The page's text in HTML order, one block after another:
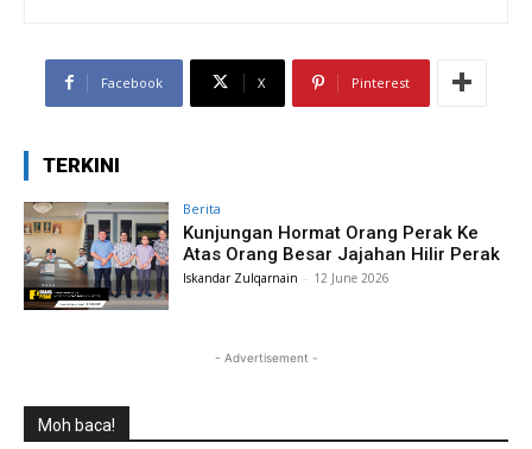
Facebook X Pinterest
TERKINI
Berita
Kunjungan Hormat Orang Perak Ke
Atas Orang Besar Jajahan Hilir Perak
Iskandar Zulqarnain - 12 June 2026
- Advertisement -
Moh baca!